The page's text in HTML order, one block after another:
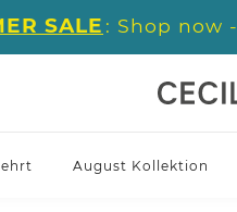
SALE : Shop now -
August Kollektion